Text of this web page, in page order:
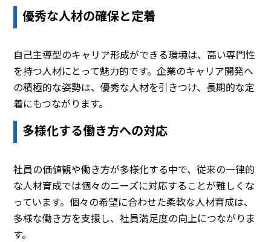
優秀な人材の確保と定着
自己主導型のキャリア形成ができる環境は、高い専門性
を持つ人材にとって魅力的です。企業のキャリア開発へ
の積極的な姿勢は、優秀な人材を引きつけ、長期的な定
着にもつながります。
多様化する働き方への対応
社員の価値観や働き方が多様化する中で、従来の一律的
な人材育成では個々のニーズに対応することが難しくな
っています。個々の希望に合わせた柔軟な人材育成は、
多様な働き方を支援し、社員満足度の向上につながりま
す。